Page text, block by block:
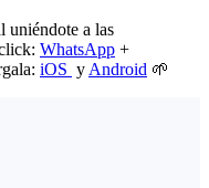
uniéndote a las
WhatsApp +
iOS y Android 🌱